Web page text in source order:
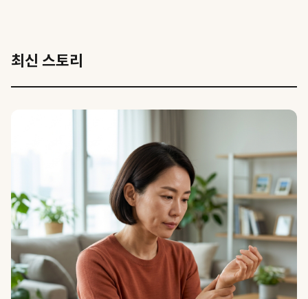
최신 스토리